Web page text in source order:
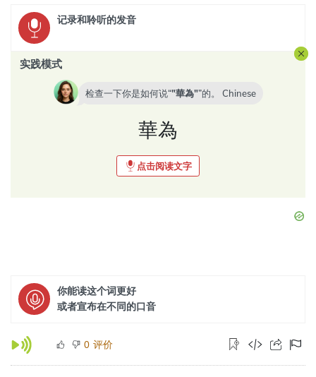
记录和聆听的发音
实践模式
检查一下你是如何说“ 華為 ”的。 Chinese
華為
点击阅读文字
你能读这个词更好
或者宣布在不同的口音
0 评价